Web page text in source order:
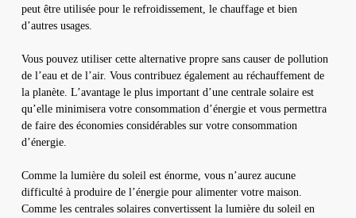
peut être utilisée pour le refroidissement, le chauffage et bien
d’autres usages.
Vous pouvez utiliser cette alternative propre sans causer de pollution
de l’eau et de l’air. Vous contribuez également au réchauffement de
la planète. L’avantage le plus important d’une centrale solaire est
qu’elle minimisera votre consommation d’énergie et vous permettra
de faire des économies considérables sur votre consommation
d’énergie.
Comme la lumière du soleil est énorme, vous n’aurez aucune
difficulté à produire de l’énergie pour alimenter votre maison.
Comme les centrales solaires convertissent la lumière du soleil en